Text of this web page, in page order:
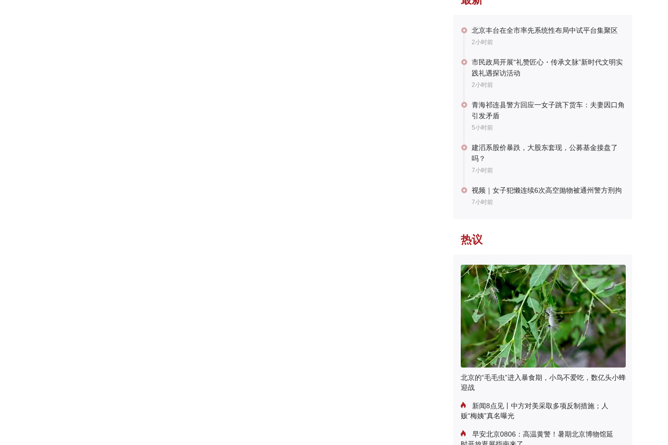
北京丰台在全市率先系统性布局中试平台集聚区
2小时前
市民政局开展“礼赞匠心・传承文脉”新时代文明实
践礼遇探访活动
2小时前
青海祁连县警方回应一女子跳下货车：夫妻因口角
引发矛盾
5小时前
建滔系股价暴跌，大股东套现，公募基金接盘了
吗？
7小时前
视频｜女子犯懒连续6次高空抛物被通州警方刑拘
7小时前
热议
北京的“毛毛虫”进入暴食期，小鸟不爱吃，数亿头小蜂
迎战
新闻8点见丨中方对美采取多项反制措施；人
贩“梅姨”真名曝光
早安北京0806：高温黄警！暑期北京博物馆延